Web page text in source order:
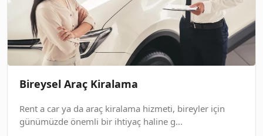
Bireysel Araç Kiralama
Rent a car ya da araç kiralama hizmeti, bireyler için
günümüzde önemli bir ihtiyaç haline g...